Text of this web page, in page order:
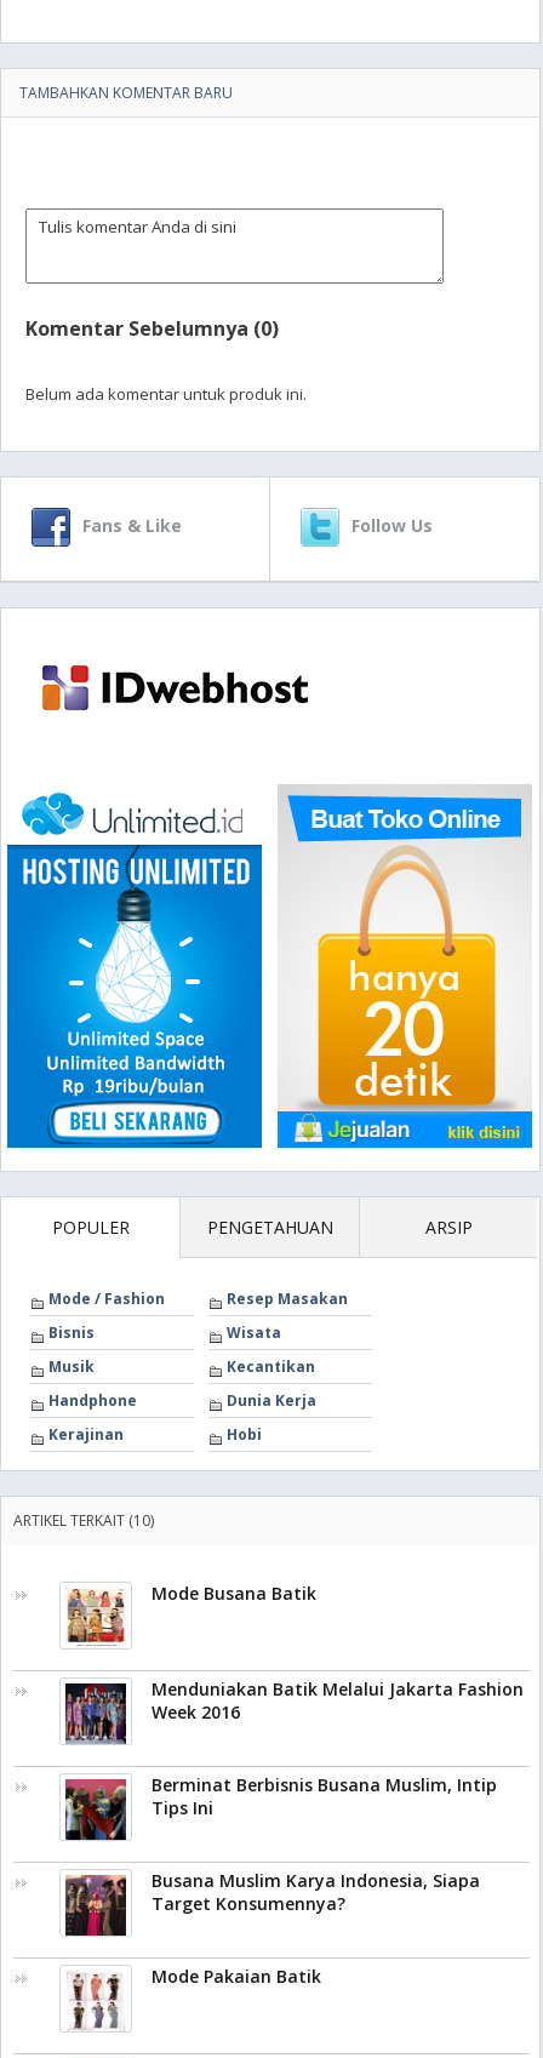
TAMBAHKAN KOMENTAR BARU
Komentar Sebelumnya (0)
Belum ada komentar untuk produk ini.
Fans & Like Follow Us
POPULER PENGETAHUAN ARSIP
Mode / Fashion
Resep Masakan
Bisnis
Wisata
Musik
Kecantikan
Handphone
Dunia Kerja
Kerajinan
Hobi
ARTIKEL TERKAIT (10)
Mode Busana Batik
Menduniakan Batik Melalui Jakarta Fashion
Week 2016
Berminat Berbisnis Busana Muslim, Intip
Tips Ini
Busana Muslim Karya Indonesia, Siapa
Target Konsumennya?
Mode Pakaian Batik